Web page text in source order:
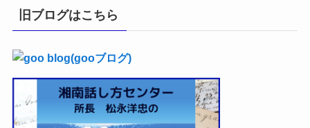
イ
ブ
旧ブログはこちら